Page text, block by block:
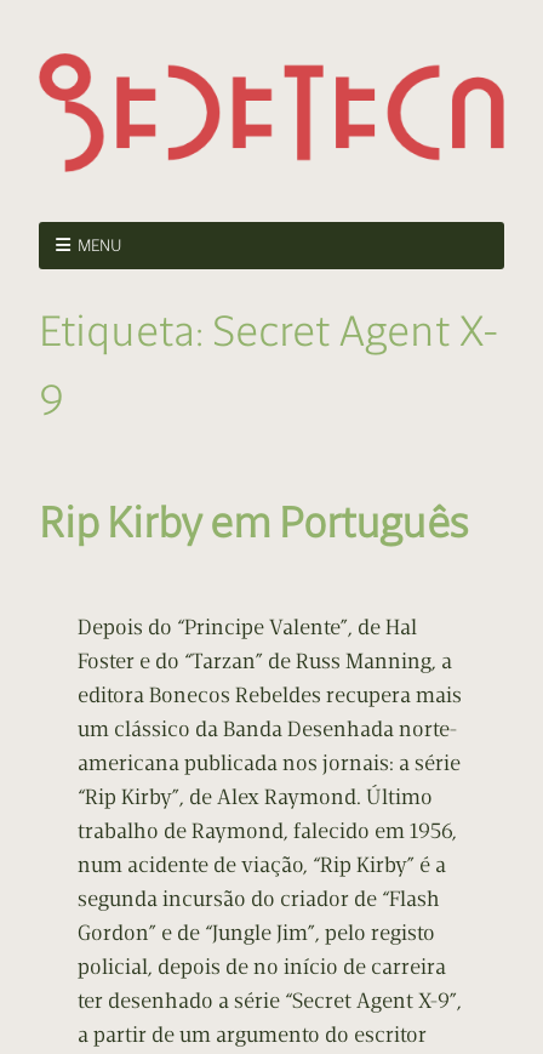
MENU
Etiqueta: Secret Agent X-
9
Rip Kirby em Português
Depois do “Principe Valente”, de Hal
Foster e do “Tarzan” de Russ Manning, a
editora Bonecos Rebeldes recupera mais
um clássico da Banda Desenhada norte-
americana publicada nos jornais: a série
“Rip Kirby”, de Alex Raymond. Último
trabalho de Raymond, falecido em 1956,
num acidente de viação, “Rip Kirby” é a
segunda incursão do criador de “Flash
Gordon” e de “Jungle Jim”, pelo registo
policial, depois de no início de carreira
ter desenhado a série “Secret Agent X-9”,
a partir de um argumento do escritor